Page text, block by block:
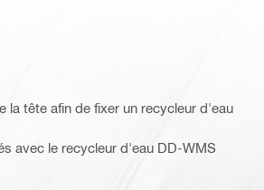
tête afin de fixer un recycleur d'eau
avec le recycleur d'eau DD-WMS